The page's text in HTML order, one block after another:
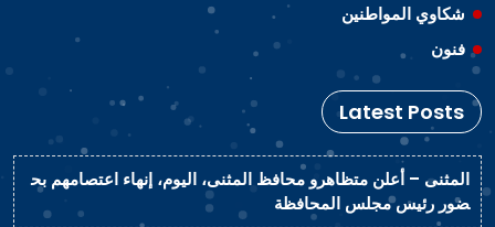
شكاوي المواطنين
فنون
Latest Posts
المثنى – أعلن متظاهرو محافظ المثنى، اليوم، إنهاء اعتصامهم بح
ضور رئيس مجلس المحافظة